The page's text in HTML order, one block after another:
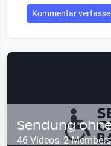
Kommentar
Sendung
46 Videos, 2 Members